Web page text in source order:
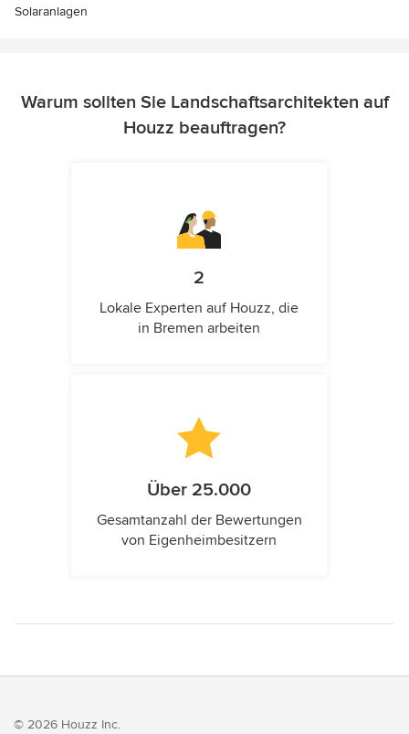
Solaranlagen
Warum sollten Sie Landschaftsarchitekten auf
Houzz beauftragen?
2
Lokale Experten auf Houzz, die
in Bremen arbeiten
Über 25.000
Gesamtanzahl der Bewertungen
von Eigenheimbesitzern
© 2026 Houzz Inc.